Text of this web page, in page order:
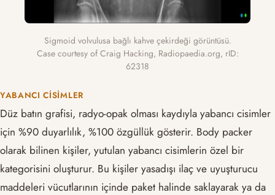
Sigmoid volvulusa bağlı kahve çekirdeği görüntüsü.
Case courtesy of Craig Hacking, Radiopaedia.org, rID:
62318
YABANCI CISIMLER
Düz batın grafisi, radyo-opak olması kaydıyla yabancı cisimler
için %90 duyarlılık, %100 özgüllük gösterir. Body packer
olarak bilinen kişiler, yutulan yabancı cisimlerin özel bir
kategorisini oluşturur. Bu kişiler yasadışı ilaç ve uyuşturucu
maddeleri vücutlarının içinde paket halinde saklayarak ya da